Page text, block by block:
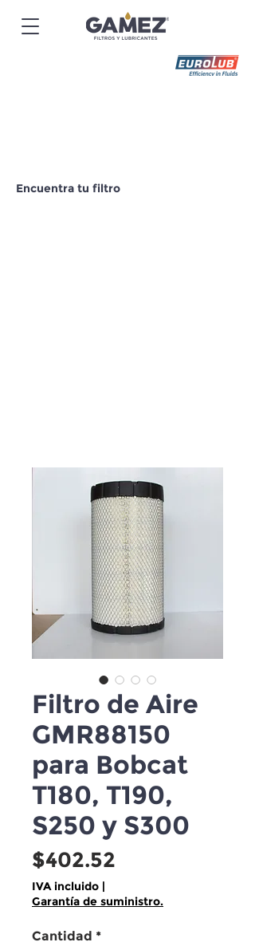
Encuentra tu filtro
Filtro de Aire
GMR88150
para Bobcat
T180, T190,
S250 y S300
$402.52
IVA incluido |
Garantía de suministro.
Cantidad *